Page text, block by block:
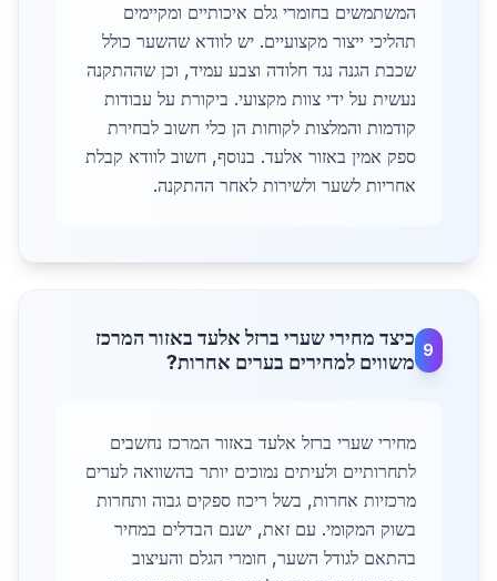
המשתמשים בחומרי גלם איכותיים ומקיימים
תהליכי ייצור מקצועיים. יש לוודא שהשער כולל
שכבת הגנה נגד חלודה וצבע עמיד, וכן שההתקנה
נעשית על ידי צוות מקצועי. ביקורת על עבודות
קודמות והמלצות לקוחות הן כלי חשוב לבחירת
ספק אמין באזור אלעד. בנוסף, חשוב לוודא קבלת
אחריות לשער ולשירות לאחר ההתקנה.
9
כיצד מחירי שערי ברזל אלעד באזור המרכז
משווים למחירים בערים אחרות?
מחירי שערי ברזל אלעד באזור המרכז נחשבים
לתחרותיים ולעיתים נמוכים יותר בהשוואה לערים
מרכזיות אחרות, בשל ריכוז ספקים גבוה ותחרות
בשוק המקומי. עם זאת, ישנם הבדלים במחיר
בהתאם לגודל השער, חומרי הגלם והעיצוב